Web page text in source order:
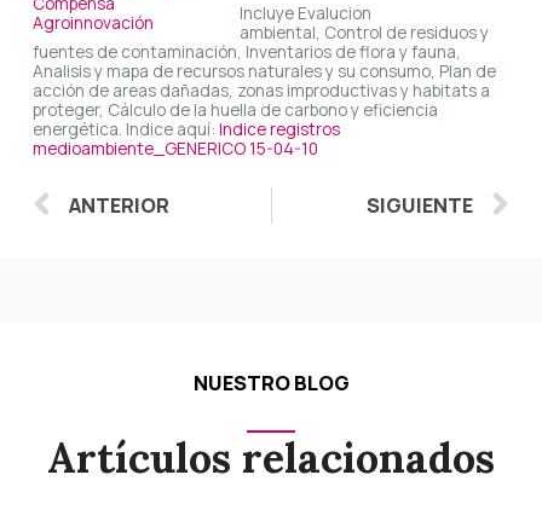
Incluye Evalucion
ambiental, Control de residuos y
fuentes de contaminación, Inventarios de flora y fauna,
Analisis y mapa de recursos naturales y su consumo, Plan de
acción de areas dañadas, zonas improductivas y habitats a
proteger, Cálculo de la huella de carbono y eficiencia
energética. Indice aquí:Indice registros
medioambiente_GENERICO 15-04-10
Ant
ANTERIOR SIGUIENTE
NUESTRO BLOG
Artículos relacionados